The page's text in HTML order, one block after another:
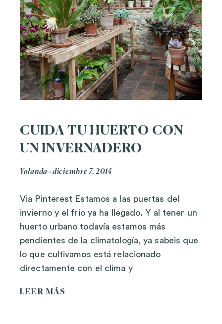
CUIDA TU HUERTO CON
UN INVERNADERO
Yolanda diciembre 7, 2014
Via Pinterest Estamos a las puertas del
invierno y el frio ya ha llegado. Y al tener un
huerto urbano todavía estamos más
pendientes de la climatología, ya sabeis que
lo que cultivamos está relacionado
directamente con el clima y
LEER MÁS